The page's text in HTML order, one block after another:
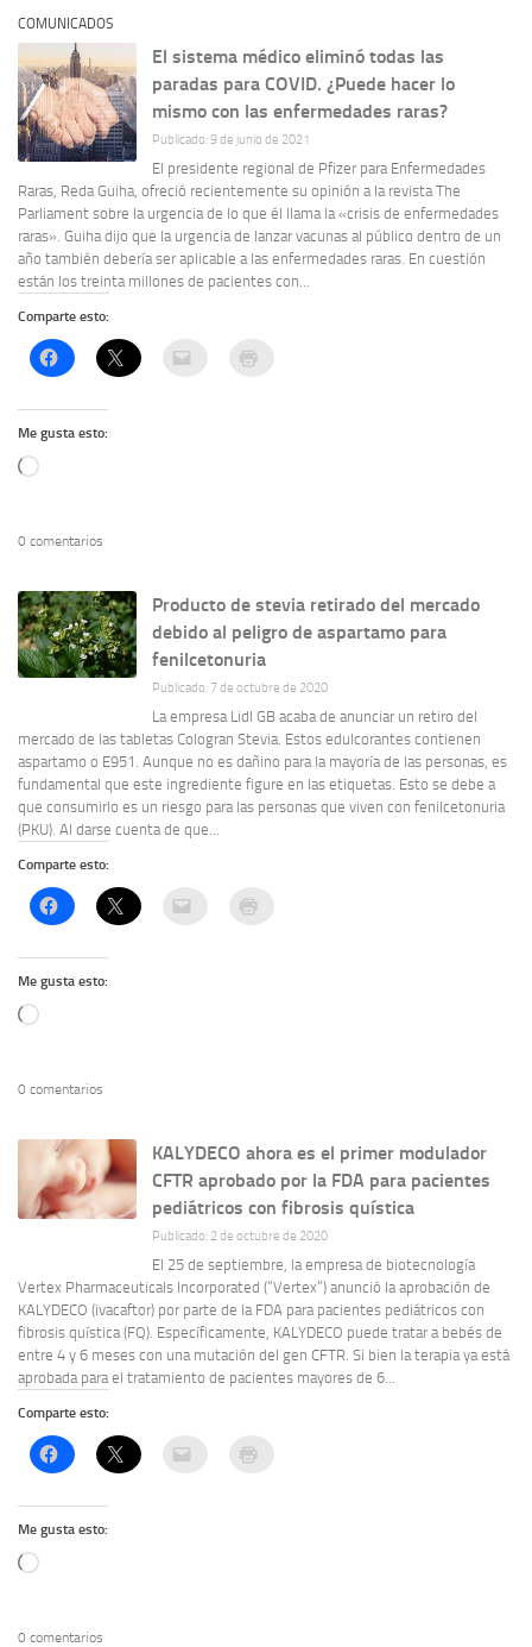
COMUNICADOS
El sistema médico eliminó todas las
paradas para COVID. ¿Puede hacer lo
mismo con las enfermedades raras?
Publicado: 9 de junio de 2021
El presidente regional de Pfizer para Enfermedades
Raras, Reda Guiha, ofreció recientemente su opinión a la revista The
Parliament sobre la urgencia de lo que él llama la «crisis de enfermedades
raras». Guiha dijo que la urgencia de lanzar vacunas al público dentro de un
año también debería ser aplicable a las enfermedades raras. En cuestión
están los treinta millones de pacientes con...
Comparte esto:
Me gusta esto:
Cargando...
0 comentarios
Producto de stevia retirado del mercado
debido al peligro de aspartamo para
fenilcetonuria
Publicado: 7 de octubre de 2020
La empresa Lidl GB acaba de anunciar un retiro del
mercado de las tabletas Cologran Stevia. Estos edulcorantes contienen
aspartamo o E951. Aunque no es dañino para la mayoría de las personas, es
fundamental que este ingrediente figure en las etiquetas. Esto se debe a
que consumirlo es un riesgo para las personas que viven con fenilcetonuria
(PKU). Al darse cuenta de que...
Comparte esto:
Me gusta esto:
Cargando...
0 comentarios
KALYDECO ahora es el primer modulador
CFTR aprobado por la FDA para pacientes
pediátricos con fibrosis quística
Publicado: 2 de octubre de 2020
El 25 de septiembre, la empresa de biotecnología
Vertex Pharmaceuticals Incorporated (“Vertex”) anunció la aprobación de
KALYDECO (ivacaftor) por parte de la FDA para pacientes pediátricos con
fibrosis quística (FQ). Específicamente, KALYDECO puede tratar a bebés de
entre 4 y 6 meses con una mutación del gen CFTR. Si bien la terapia ya está
aprobada para el tratamiento de pacientes mayores de 6...
Comparte esto:
Me gusta esto:
Cargando...
0 comentarios